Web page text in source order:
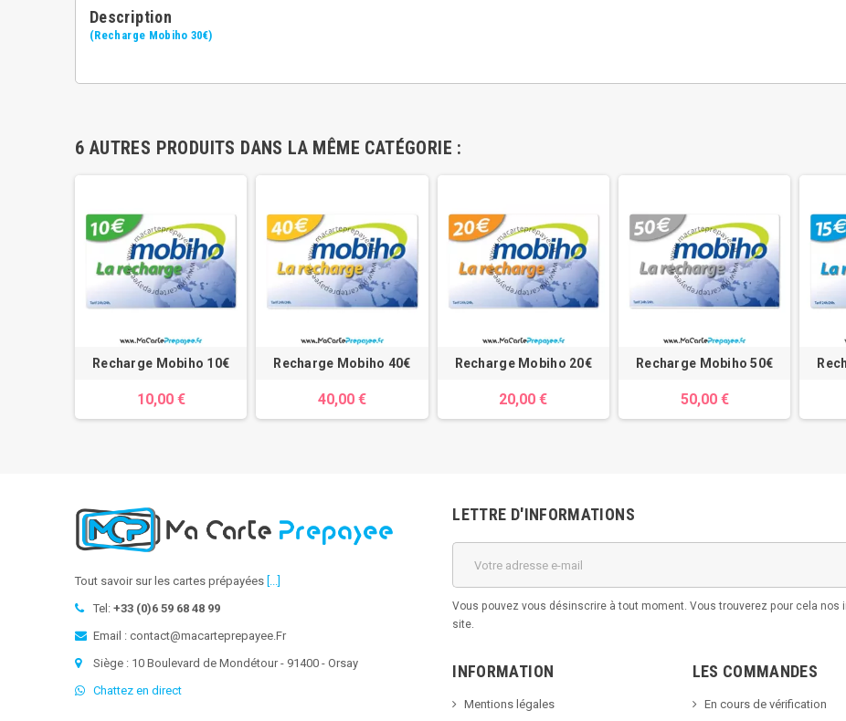
Description
(Recharge Mobiho 30€)
6 AUTRES PRODUITS DANS LA MÊME CATÉGORIE :
Recharge Mobiho 10€
10,00 €
Recharge Mobiho 40€
40,00 €
Recharge Mobiho 20€
20,00 €
Recharge Mobiho 50€
50,00 €
Tout savoir sur les cartes prépayées
Tel: +33 (0)6 59 68 48 99
Email : contact@macarteprepayee.Fr
Siège : 10 Boulevard de Mondétour - 91400 - Orsay
Chattez en direct
LETTRE D'INFORMATIONS
Vous pouvez vous désinscrire à tout moment. Vous trouverez pour cela
site.
INFORMATION
Mentions légales
LES COMMANDES
En cours de vérification